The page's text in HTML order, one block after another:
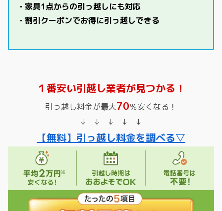
・家具1点からの引っ越しにも対応
・割引クーポンでお得に引っ越しできる
１番安い引越し業者が見つかる！
引っ越し料金が最大70％安くなる！
↓ ↓ ↓ ↓ ↓
【無料】引っ越し料金を調べる▽